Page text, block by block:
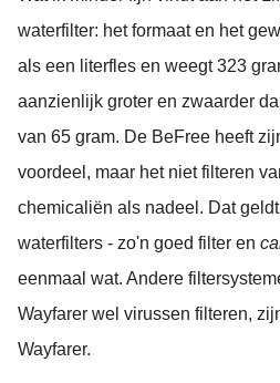
waterfilter: het formaat en het
als een literfles en weegt 323
aanzienlijk groter en zwaarder
van 65 gram. De BeFree heeft
voordeel, maar het niet filteren
chemicaliën als nadeel. Dat
waterfilters - zo'n goed filter en
eenmaal wat. Andere
Wayfarer wel virussen filteren,
Wayfarer.